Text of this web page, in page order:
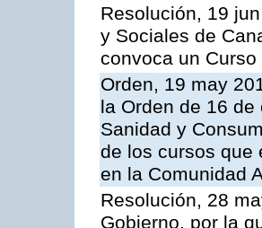
Resolución, 19
y Sociales de
convoca un
Orden, 19 may
la Orden de 16
Sanidad y
de los cursos que
en la Comunidad
Resolución, 28
Gobierno, por la